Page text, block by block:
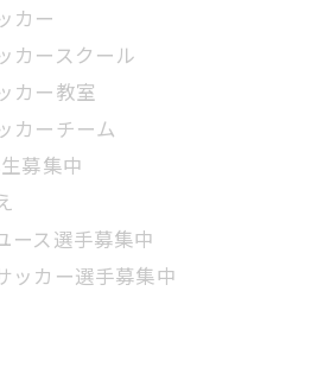
カー
カースクール
カー教室
カーチーム
募集中
ース選手募集中
ッカー選手募集中